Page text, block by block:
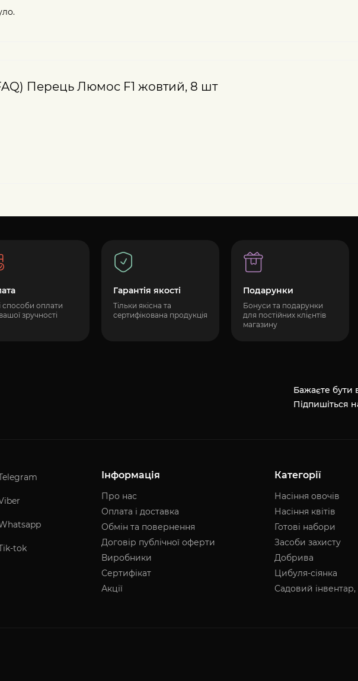
Перець Люмос F1 жовтий, 8 шт
способи оплати
зручності
Гарантія якості
Тільки якісна та
сертифікована продукція
Подарунки
Бонуси та подарунки
для постійних клієнтів
магазину
Бажаєте бути
Підпишіться
tok
Інформація
Про нас
Оплата і доставка
Обмін та повернення
Договір публічної оферти
Виробники
Сертифікат
Акції
Категорії
Насіння овочів
Насіння квітів
Готові набори
Засоби захисту
Добрива
Цибуля-сіянка
Садовий